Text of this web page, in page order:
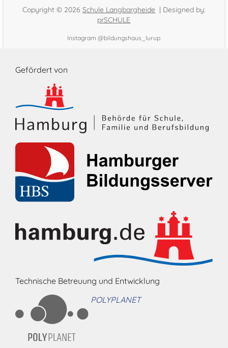
Copyright © 2026 Schule Langbargheide | Designed by:
prSCHULE
Instagram @bildungshaus_lurup
Gefördert von
Technische Betreuung und Entwicklung
POLYPLANET